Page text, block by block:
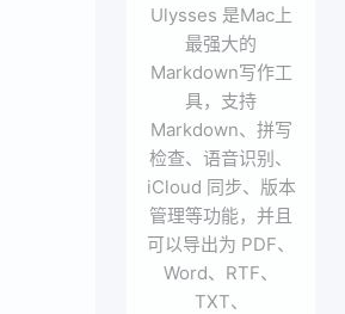
Ulysses 是Mac上
最强大的
Markdown写作工
具，支持
Markdown、拼写
检查、语音识别、
iCloud 同步、版本
管理等功能，并且
可以导出为 PDF、
Word、RTF、
TXT、